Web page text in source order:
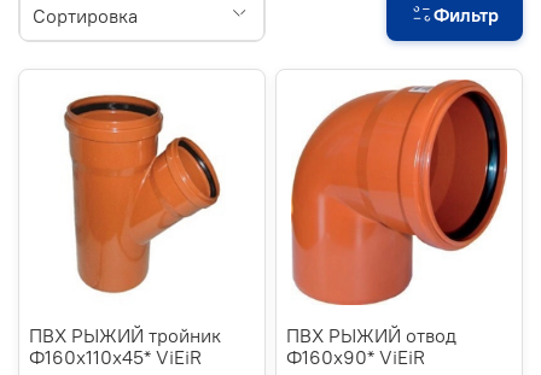
ПВХ РЫЖИЙ тройник
Ф160х110х45* ViEiR
ПВХ РЫЖИЙ отвод
Ф160х90* ViEiR
Фильтр